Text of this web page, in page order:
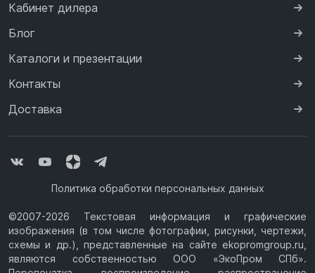
Кабинет дилера
Блог
Каталоги и презентации
Контакты
Доставка
Политика обработки персональных данных
©2007-2026 Текстовая информация и графические
изображения (в том числе фотографии, рисунки, чертежи,
схемы и др.), представленные на сайте ekopromgroup.ru,
являются собственностью ООО «ЭкоПром СПб».